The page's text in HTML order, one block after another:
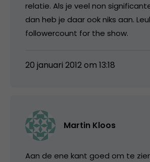
relatie. Als je veel non
dan heb je daar ook niks aan.
followercount for the show.
20 januari 2012 om 13:18
Martin Kloos
Aan de ene kant goed om te